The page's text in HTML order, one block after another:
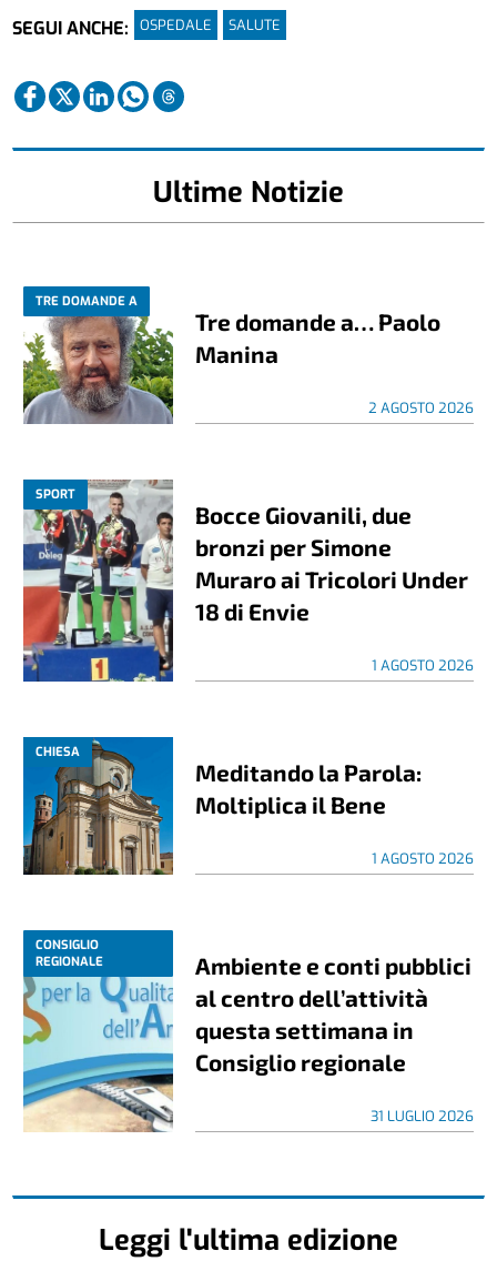
SEGUI ANCHE: OSPEDALE SALUTE
Ultime Notizie
TRE DOMANDE A
Tre domande a… Paolo
Manina
2 AGOSTO 2026
SPORT
Bocce Giovanili, due
bronzi per Simone
Muraro ai Tricolori Under
18 di Envie
1 AGOSTO 2026
CHIESA
Meditando la Parola:
Moltiplica il Bene
1 AGOSTO 2026
CONSIGLIO
REGIONALE
Ambiente e conti pubblici
al centro dell’attività
questa settimana in
Consiglio regionale
31 LUGLIO 2026
Leggi l'ultima edizione